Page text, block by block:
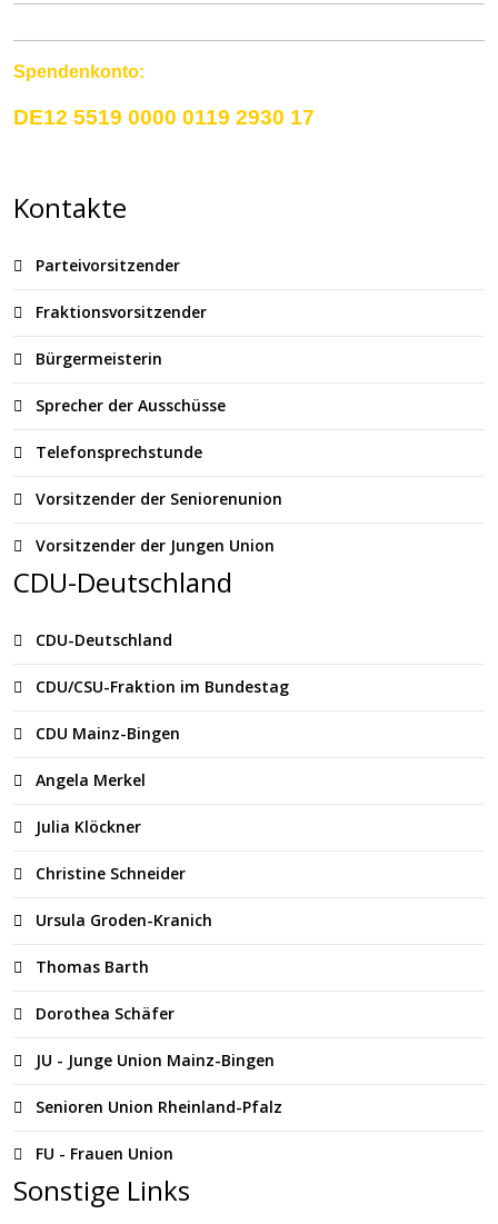
Spendenkonto:
DE12 5519 0000 0119 2930 17
Kontakte
Parteivorsitzender
Fraktionsvorsitzender
Bürgermeisterin
Sprecher der Ausschüsse
Telefonsprechstunde
Vorsitzender der Seniorenunion
Vorsitzender der Jungen Union
CDU-Deutschland
CDU-Deutschland
CDU/CSU-Fraktion im Bundestag
CDU Mainz-Bingen
Angela Merkel
Julia Klöckner
Christine Schneider
Ursula Groden-Kranich
Thomas Barth
Dorothea Schäfer
JU - Junge Union Mainz-Bingen
Senioren Union Rheinland-Pfalz
FU - Frauen Union
Sonstige Links